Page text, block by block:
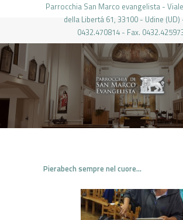
Parrocchia San Marco evangelista -
della Libertá 61, 33100 - Udine (UD)
0432.470814 - Fax.
PARROCCHIA DI SAN
HOME
LA PARROCCHIA
IL PARROCO
LE ATTIVITÀ
PIERABECH
CONTATTI
Pierabech sempre nel cuore…